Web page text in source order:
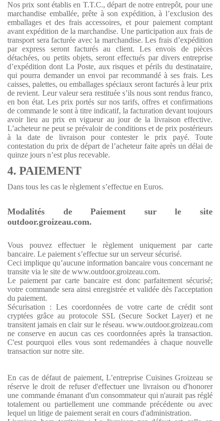
Nos prix sont établis en T.T.C., départ de notre entrepôt, pour une
marchandise emballée, prête à son expédition, à l’exclusion des
emballages et des frais accessoires, et pour paiement comptant
avant expédition de la marchandise. Une participation aux frais de
transport sera facturée avec la marchandise. Les frais d’expédition
par express seront facturés au client. Les envois de pièces
détachées, ou petits objets, seront effectués par divers entreprise
d’expédition dont La Poste, aux risques et périls du destinataire,
qui pourra demander un envoi par recommandé à ses frais. Les
caisses, palettes, ou emballages spéciaux seront facturés à leur prix
de revient. Leur valeur sera restituée s’ils nous sont rendus franco,
en bon état. Les prix portés sur nos tarifs, offres et confirmations
de commande le sont à titre indicatif, la facturation devant toujours
avoir lieu au prix en vigueur au jour de la livraison effective.
L’acheteur ne peut se prévaloir de conditions et de prix postérieurs
à la date de livraison pour contester le prix payé. Toute
contestation du prix de départ de l’acheteur faite après un délai de
quinze jours n’est plus recevable.
4. PAIEMENT
Dans tous les cas le règlement s’effectue en Euros.
Modalités de Paiement sur le site
outdoor.groizeau.com.
Vous pouvez effectuer le règlement uniquement par carte
bancaire. Le paiement s’effectue sur un serveur sécurisé.
Ceci implique qu’aucune information bancaire vous concernant ne
transite via le site de www.outdoor.groizeau.com.
Le paiement par carte bancaire est donc parfaitement sécurisé;
votre commande sera ainsi enregistrée et validée dès l'acceptation
du paiement.
Sécurisation : Les coordonnées de votre carte de crédit sont
cryptées grâce au protocole SSL (Secure Socket Layer) et ne
transitent jamais en clair sur le réseau. www.outdoor.groizeau.com
ne conserve en aucun cas ces coordonnées après la transaction.
C'est pourquoi elles vous sont redemandées à chaque nouvelle
transaction sur notre site.
En cas de défaut de paiement, L’entreprise Cuisines Groizeau se
réserve le droit de refuser d'effectuer une livraison ou d'honorer
une commande émanant d'un consommateur qui n'aurait pas réglé
totalement ou partiellement une commande précédente ou avec
lequel un litige de paiement serait en cours d'administration.